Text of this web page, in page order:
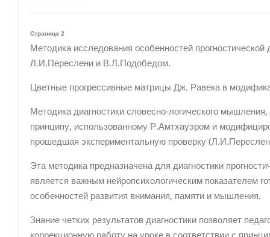
Страница 2
Методика исследования особенностей прогностической
Л.И.Переслени и В.Л.Подобедом.
Цветные прогрессивные матрицы Дж. Равека в
Методика диагностики словесно-логического
принципу, использованному Р.Амтхауэром и
прошедшая экспериментальную проверку
Эта методика предназначена для диагностики
является важным нейропсихологическим показателем
особенностей развития внимания, памяти и мышления.
Знание четких результатов диагностики позволяет